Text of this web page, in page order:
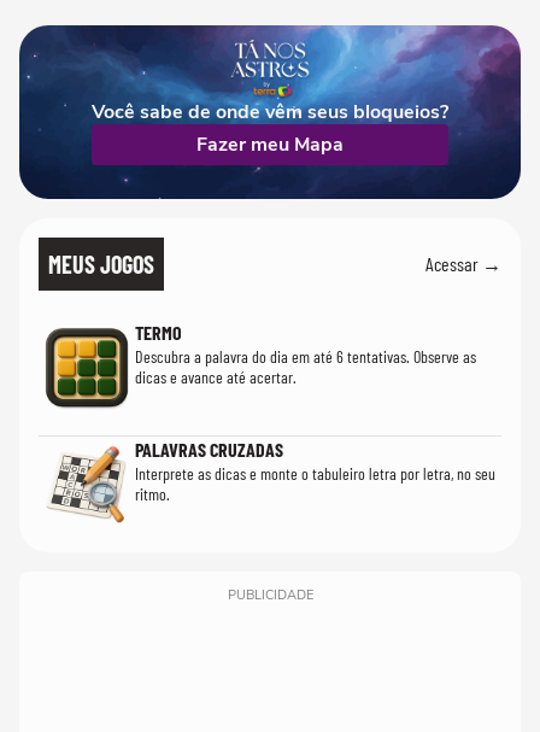
Você sabe de onde vêm seus bloqueios?
Fazer meu Mapa
MEUS JOGOS Acessar →
TERMO
Descubra a palavra do dia em até 6 tentativas. Observe as
dicas e avance até acertar.
PALAVRAS CRUZADAS
Interprete as dicas e monte o tabuleiro letra por letra, no seu
ritmo.
PUBLICIDADE